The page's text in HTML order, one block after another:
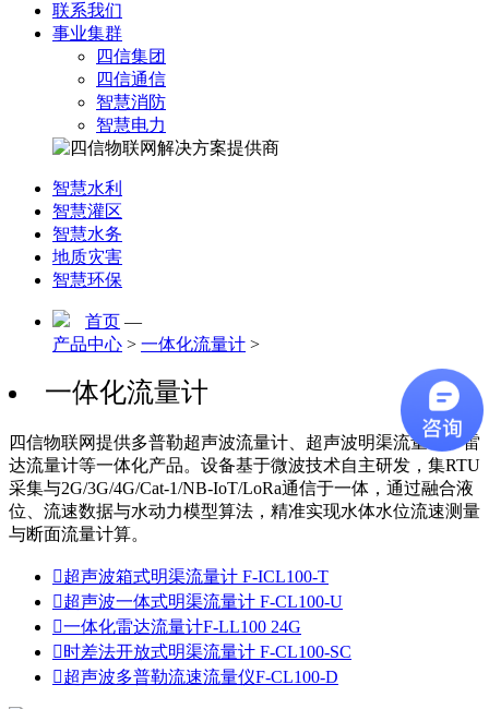
联系我们
事业集群
四信集团
四信通信
智慧消防
智慧电力
智慧水利
智慧灌区
智慧水务
地质灾害
智慧环保
首页 —
产品中心 > 一体化流量计 >
一体化流量计
四信物联网提供多普勒超声波流量计、超声波明渠流量计、雷
达流量计等一体化产品。设备基于微波技术自主研发，集RTU
采集与2G/3G/4G/Cat-1/NB-IoT/LoRa通信于一体，通过融合液
位、流速数据与水动力模型算法，精准实现水体水位流速测量
与断面流量计算。
超声波箱式明渠流量计 F-ICL100-T
超声波一体式明渠流量计 F-CL100-U
一体化雷达流量计F-LL100 24G
时差法开放式明渠流量计 F-CL100-SC
超声波多普勒流速流量仪F-CL100-D